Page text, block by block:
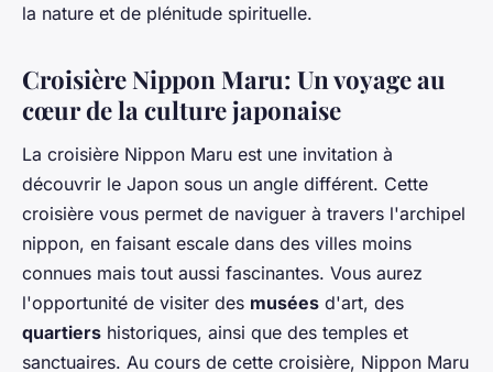
la nature et de plénitude spirituelle.
Croisière Nippon Maru: Un voyage au
cœur de la culture japonaise
La croisière Nippon Maru est une invitation à
découvrir le Japon sous un angle différent. Cette
croisière vous permet de naviguer à travers l'archipel
nippon, en faisant escale dans des villes moins
connues mais tout aussi fascinantes. Vous aurez
l'opportunité de visiter des musées d'art, des
quartiers historiques, ainsi que des temples et
sanctuaires. Au cours de cette croisière, Nippon Maru